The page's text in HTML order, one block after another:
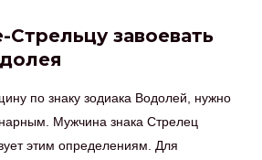
завоевать
по знаку зодиака Водолей, нужно
Мужчина знака Стрелец
этим определениям. Для